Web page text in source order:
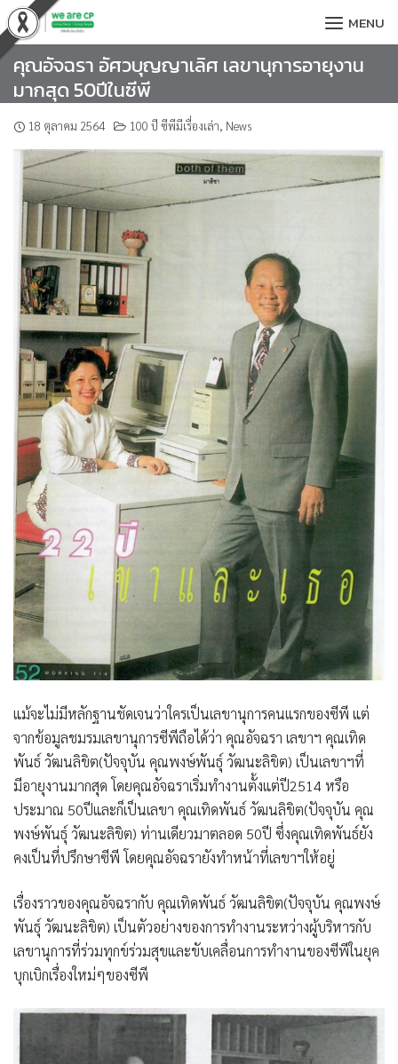
Skip
to
content
MENU
คุณอัจฉรา อัศวบุญญาเลิศ เลขานุการอายุงาน
มากสุด 50ปีในซีพี
18 ตุลาคม 2564 100 ปี ซีพีมีเรื่องเล่า, News
แม้จะไม่มีหลักฐานชัดเจนว่าใครเป็นเลขานุการคนแรกของซีพี แต่
จากข้อมูลชมรมเลขานุการซีพีถือได้ว่า คุณอัจฉรา เลขาฯ คุณเทิด
พันธ์ วัฒนลิขิต(ปัจจุบัน คุณพงษ์พันธุ์ วัฒนะลิขิต) เป็นเลขาฯที่
มีอายุงานมากสุด โดยคุณอัจฉราเริ่มทำงานตั้งแต่ปี2514 หรือ
ประมาณ 50ปีและก็เป็นเลขา คุณเทิดพันธ์ วัฒนลิขิต(ปัจจุบัน คุณ
พงษ์พันธุ์ วัฒนะลิขิต) ท่านเดียวมาตลอด 50ปี ซึ่งคุณเทิดพันธ์ยัง
คงเป็นที่ปรึกษาซีพี โดยคุณอัจฉรายังทำหน้าที่เลขาฯให้อยู่
เรื่องราวของคุณอัจฉรากับ คุณเทิดพันธ์ วัฒนลิขิต(ปัจจุบัน คุณพงษ์
พันธุ์ วัฒนะลิขิต) เป็นตัวอย่างของการทำงานระหว่างผู้บริหารกับ
เลขานุการที่ร่วมทุกข์ร่วมสุขและขับเคลื่อนการทำงานของซีพีในยุค
บุกเบิกเรื่องใหม่ๆของซีพี